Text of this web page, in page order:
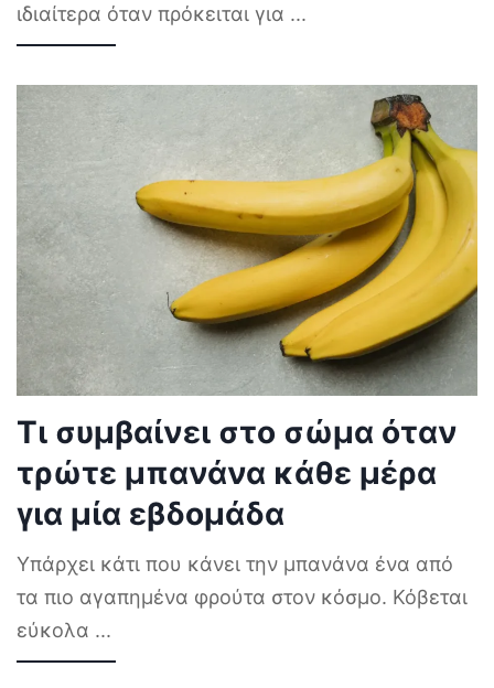
ιδιαίτερα όταν πρόκειται για ...
Τι συμβαίνει στο σώμα όταν
τρώτε μπανάνα κάθε μέρα
για μία εβδομάδα
Υπάρχει κάτι που κάνει την μπανάνα ένα από
τα πιο αγαπημένα φρούτα στον κόσμο. Κόβεται
εύκολα ...